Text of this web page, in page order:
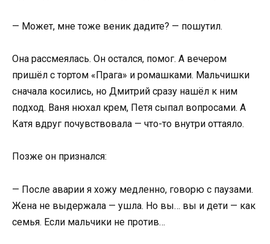
— Может, мне тоже веник дадите? — пошутил.
Она рассмеялась. Он остался, помог. А вечером
пришёл с тортом «Прага» и ромашками. Мальчишки
сначала косились, но Дмитрий сразу нашёл к ним
подход. Ваня нюхал крем, Петя сыпал вопросами. А
Катя вдруг почувствовала — что-то внутри оттаяло.
Позже он признался:
— После аварии я хожу медленно, говорю с паузами.
Жена не выдержала — ушла. Но вы… вы и дети — как
семья. Если мальчики не против…